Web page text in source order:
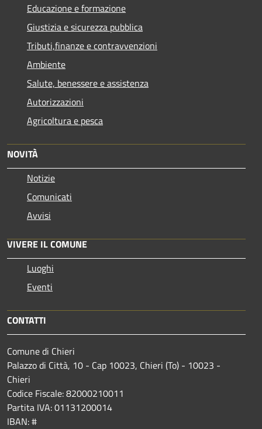
Educazione e formazione
Giustizia e sicurezza pubblica
Tributi,finanze e contravvenzioni
Ambiente
Salute, benessere e assistenza
Autorizzazioni
Agricoltura e pesca
NOVITÀ
Notizie
Comunicati
Avvisi
VIVERE IL COMUNE
Luoghi
Eventi
CONTATTI
Comune di Chieri
Palazzo di Città, 10 - Cap 10023, Chieri (To) - 10023 -
Chieri
Codice Fiscale: 82000210011
Partita IVA: 01131200014
IBAN: #